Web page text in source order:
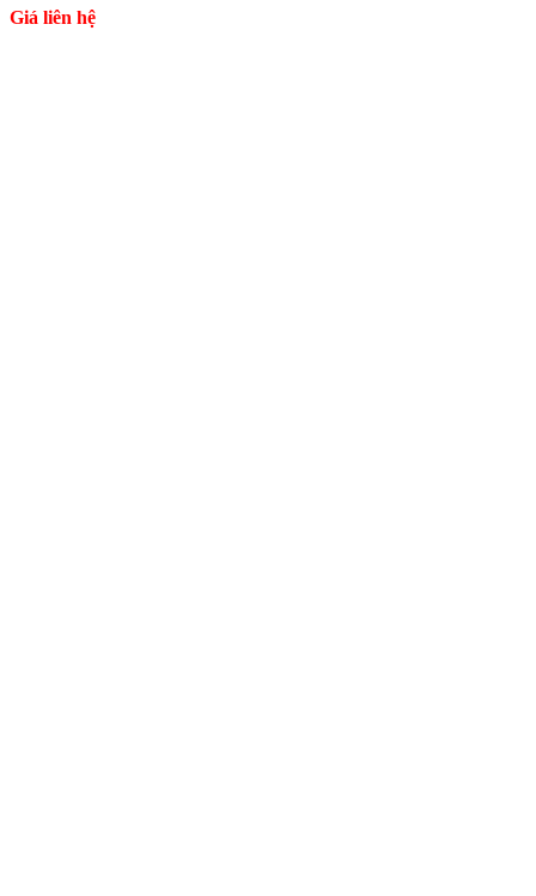
Giá liên hệ